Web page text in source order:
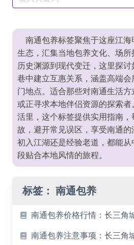
for:
南通包养标签聚焦于这座江
生态，汇集当地包养文化、场
历史渊源到现代变迁，这里探
巷中建立互惠关系，涵盖高端
门地点。适合那些对南通生活方
或正寻求本地伴侣资源的探索
活里，这个标签提供实用指南
故，避开常见误区，享受南通
初入江湖还是经验老道，都能
段贴合本地风情的旅程。
标签： 南通包养
南通包养价格行情：长三角
南通包养注意事项：长三角